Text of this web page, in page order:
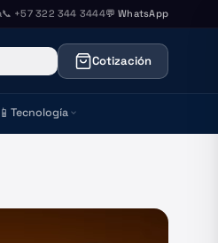
📞 +57 322 344 3444💬 WhatsApp
Cotización
📱 Tecnología